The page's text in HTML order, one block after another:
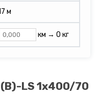
м
км → 0 кг
LS 1х400/70